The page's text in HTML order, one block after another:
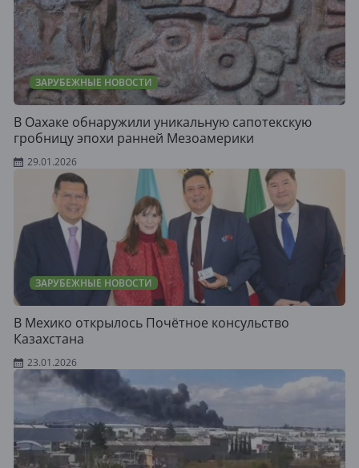
ЗАРУБЕЖНЫЕ НОВОСТИ
В Оахаке обнаружили уникальную сапотекскую
гробницу эпохи ранней Мезоамерики
29.01.2026
ЗАРУБЕЖНЫЕ НОВОСТИ
В Мехико открылось Почётное консульство
Казахстана
23.01.2026